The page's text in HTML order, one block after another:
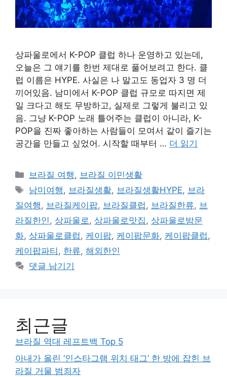
상파울로에서 K-POP 클럽 하나 운영하고 있는데,
오늘은 그 얘기를 한번 제대로 풀어보려고 한다. 클
럽 이름은 HYPE. 사실은 나 말고도 동업자 3 명 더
끼어있음. 남미에서 K-POP 클럽 규모로 따지면 제
일 크다고 해도 무방하고, 실제로 그렇게 불리고 있
음. 그냥 K-POP 노래 틀어주는 클럽이 아니라, K-
POP을 진짜 좋아하는 사람들이 모여서 같이 즐기는
공간을 만들고 싶었어. 시작할 때부터 … 더 읽기
카
테
고
리
브라질 여행 , 브라질 이민생활
태
그
남미여행 , 브라질생활, 브라질생활HYPE, 브라
질여행 , 브라질케이팝, 브라질클럽 , 브라질한류, 브
라질한인 , 상파울로 , 상파울로맛집 , 상파울로밤문
화, 상파울로클럽 , 케이팝, 케이팝문화, 케이팝클럽 ,
케이팝파티 , 한류, 해외한인
댓글 남기기
최근글
브라질 역대 레프트백 Top 5
아내가 올린 ‘인스타그램 위치 태그’ 한 방에 잡힌 브
라질 거물 범죄자